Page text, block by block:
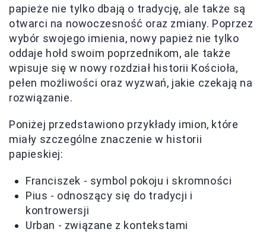
papieże nie tylko dbają o tradycję, ale także są
otwarci na nowoczesność oraz zmiany. Poprzez
wybór swojego imienia, nowy papież nie tylko
oddaje hołd swoim poprzednikom, ale także
wpisuje się w nowy rozdział historii Kościoła,
pełen możliwości oraz wyzwań, jakie czekają na
rozwiązanie.
Poniżej przedstawiono przykłady imion, które
miały szczególne znaczenie w historii
papieskiej:
Franciszek - symbol pokoju i skromności
Pius - odnoszący się do tradycji i
kontrowersji
Urban - związane z kontekstami